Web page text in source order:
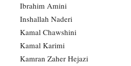
Ibrahim Amini
Inshallah Naderi
Kamal Chawshini
Kamal Karimi
Kamran Zaher Hejazi